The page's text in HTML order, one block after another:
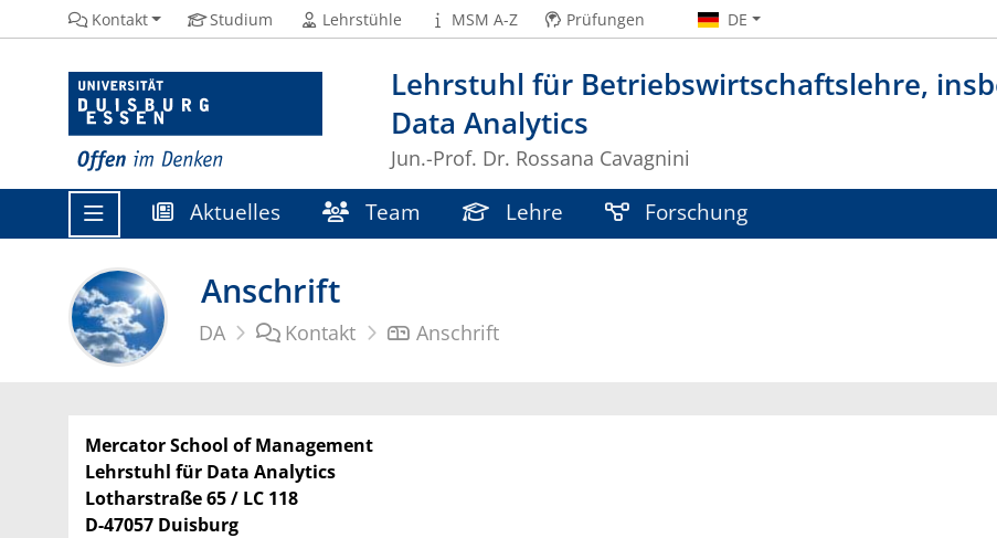
Lehrstuhl für Betriebswirtschaftslehre,
Data Analytics
Jun.-Prof. Dr. Rossana Cavagnini
Kontakt Studium Lehrstühle MSM A-Z Prüfungen DE
Aktuelles Team Lehre Forschung
Anschrift
DA Kontakt Anschrift
Mercator School of Management
Lehrstuhl für Data Analytics
Lotharstraße 65 / LC 118
D-47057 Duisburg